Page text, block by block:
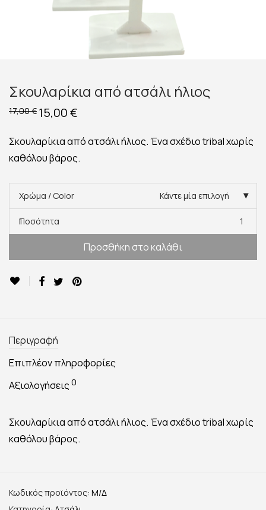
Σκουλαρίκια από ατσάλι ήλιος
17,00€ Original
price
17,00 €.
15,00€
είναι:
15,00 €.
Σκουλαρίκια από ατσάλι ήλιος. Ένα σχέδιο tribal χωρίς
καθόλου βάρος.
Χρώμα / Color Κάντε μία επιλογή
Ποσότητα
1
Προσθήκη στο καλάθι
Περιγραφή
Επιπλέον πληροφορίες
Αξιολογήσεις 0
Σκουλαρίκια από ατσάλι ήλιος. Ένα σχέδιο tribal χωρίς
καθόλου βάρος.
Κωδικός προϊόντος: Μ/Δ